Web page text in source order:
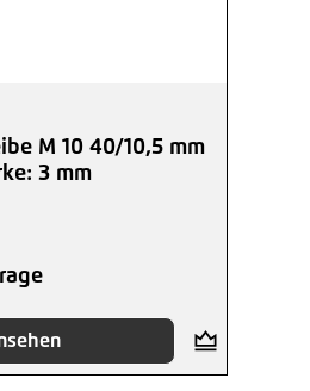
M 10 40/10,5 mm
3 mm